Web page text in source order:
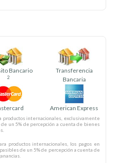
montan tiendas como una
tragos.
infraestructura hotelera y
frente al mar cruzando la
historia y buenas playas
Bancario
2
Transferencia
Bancaria
American Express
productos internacionales, exclusivamente
un 5% de percepción a cuenta de bienes
productos internacionales, los pagos en
de un 5% de percepción a cuenta de